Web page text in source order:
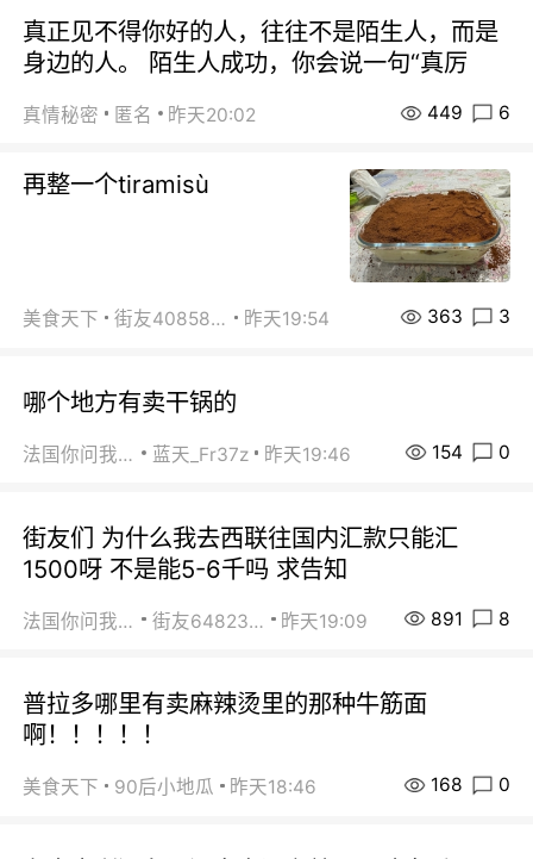
真正见不得你好的人，往往不是陌生人，而是
身边的人。 陌生人成功，你会说一句“真厉
真情秘密 匿名 昨天20:02 449 6
再整一个tiramisù
美食天下 街友40858442 昨天19:54 363 3
哪个地方有卖干锅的
法国你问我答 蓝天_Fr37z 昨天19:46 154 0
街友们 为什么我去西联往国内汇款只能汇
1500呀 不是能5-6千吗 求告知
法国你问我答 街友64823891 昨天19:09 891 8
普拉多哪里有卖麻辣烫里的那种牛筋面
啊！！！！！
美食天下 90后小地瓜 昨天18:46 168 0